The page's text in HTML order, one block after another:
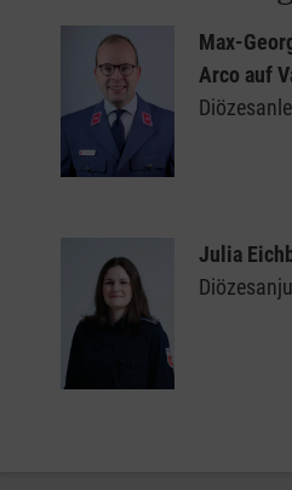
Max-
Arco auf
Julia